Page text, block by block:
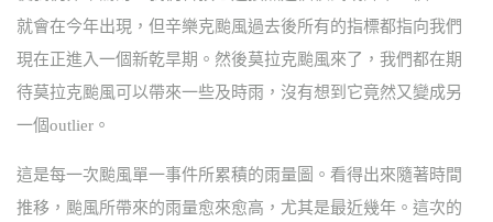
就會在今年出現，但辛樂克颱風過去後所有的指標都指向我們
現在正進入一個新乾旱期。然後莫拉克颱風來了，我們都在期
待莫拉克颱風可以帶來一些及時雨，沒有想到它竟然又變成另
一個outlier。
這是每一次颱風單一事件所累積的雨量圖。看得出來隨著時間
推移，颱風所帶來的雨量愈來愈高，尤其是最近幾年。這次的